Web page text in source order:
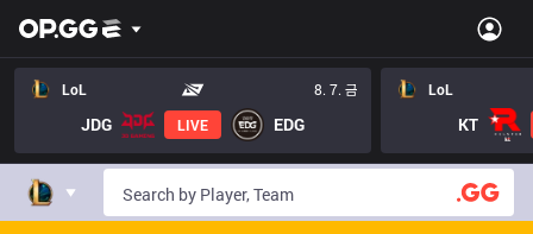
LoL 8. 7. 금
JDG LIVE EDG
LoL
KT